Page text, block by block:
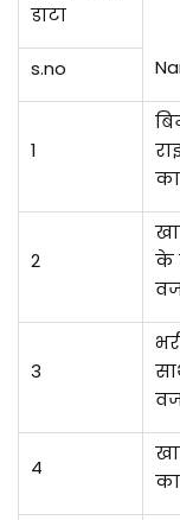
डाटा
s.no
1
2
के
3
4